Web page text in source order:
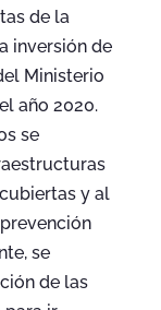
de la
inversión de
Ministerio
año 2020.
se
y al
se
de las